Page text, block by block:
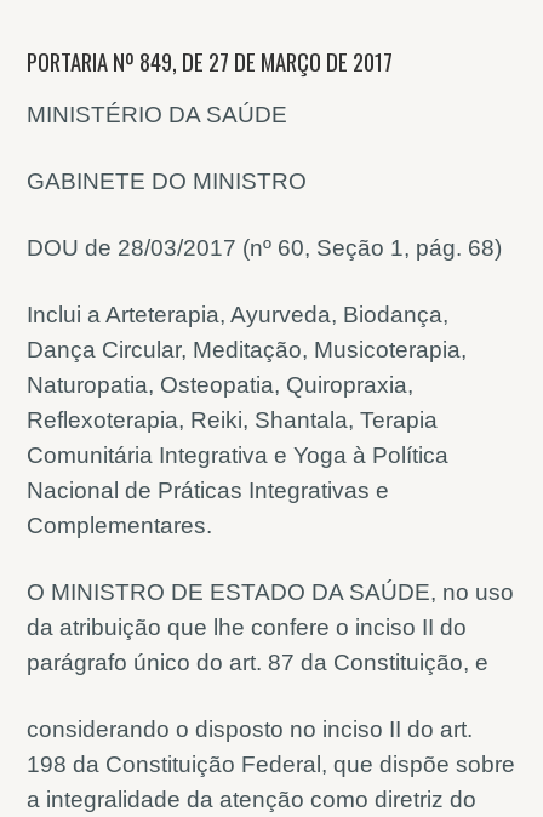
PORTARIA Nº 849, DE 27 DE MARÇO DE 2017
MINISTÉRIO DA SAÚDE
GABINETE DO MINISTRO
DOU de 28/03/2017 (nº 60, Seção 1, pág. 68)
Inclui a Arteterapia, Ayurveda, Biodança,
Dança Circular, Meditação, Musicoterapia,
Naturopatia, Osteopatia, Quiropraxia,
Reflexoterapia, Reiki, Shantala, Terapia
Comunitária Integrativa e Yoga à Política
Nacional de Práticas Integrativas e
Complementares.
O MINISTRO DE ESTADO DA SAÚDE, no uso
da atribuição que lhe confere o inciso II do
parágrafo único do art. 87 da Constituição, e
considerando o disposto no inciso II do art.
198 da Constituição Federal, que dispõe sobre
a integralidade da atenção como diretriz do